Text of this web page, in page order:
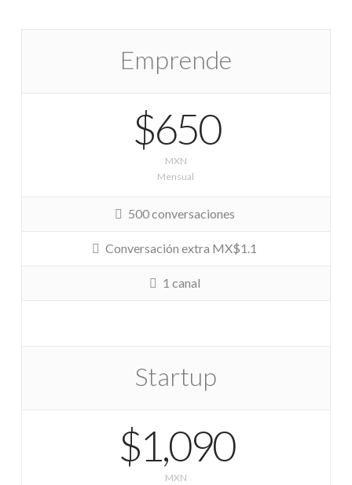
Emprende
$650
MXN
Mensual
500 conversaciones
Conversación extra MX$1.1
1 canal
Startup
$1,090
MXN